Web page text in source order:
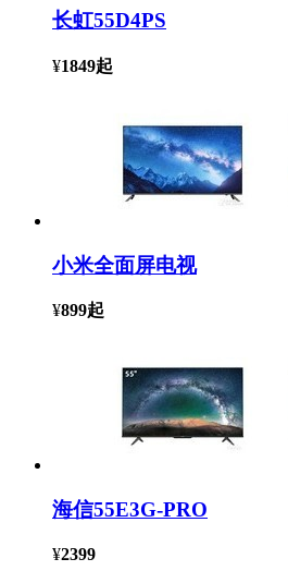
长虹55D4PS
¥1849起
小米全面屏电视
¥899起
海信55E3G-PRO
¥2399